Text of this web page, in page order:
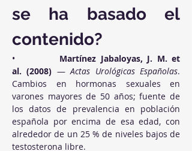
se ha basado el
contenido?
• Martínez Jabaloyas, J. M. et
al. (2008) — Actas Urológicas Españolas.
Cambios en hormonas sexuales en
varones mayores de 50 años; fuente de
los datos de prevalencia en población
española por encima de esa edad, con
alrededor de un 25 % de niveles bajos de
testosterona libre.